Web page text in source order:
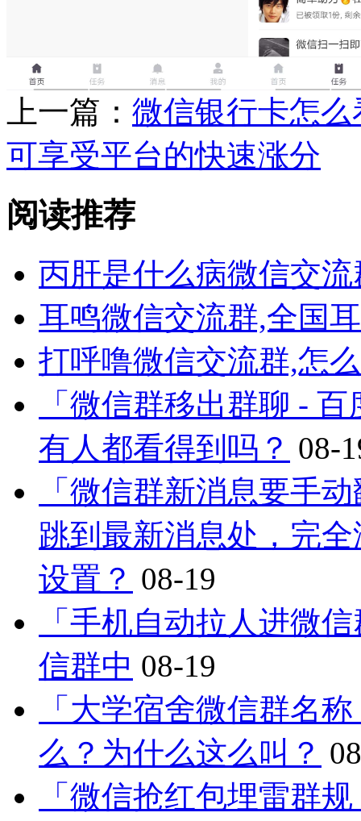
上一篇： 微信银行卡怎
可享受平台的快速涨分
阅读推荐
丙肝是什么病微信交
耳鸣微信交流群,全国
打呼噜微信交流群,怎
「微信群移出群聊 -
有人都看得到吗？ 08-
「微信群新消息要手
跳到最新消息处，完
设置？ 08-19
「手机自动拉人进微
信群中 08-19
「大学宿舍微信群名
么？为什么这么叫？
「微信抢红包埋雷群